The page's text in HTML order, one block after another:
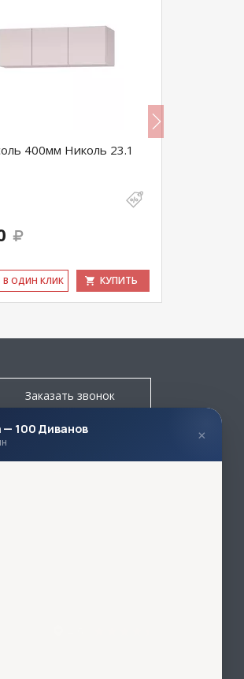
400мм Николь 23.1
В ОДИН КЛИК КУПИТЬ
Заказать звонок
— 100 Диванов ×